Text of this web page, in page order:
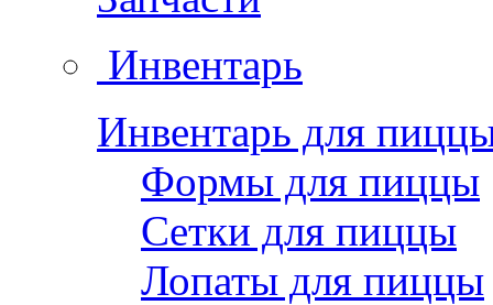
Инвентарь
Инвентарь для
Формы для пиццы
Сетки для пиццы
Лопаты для пиццы